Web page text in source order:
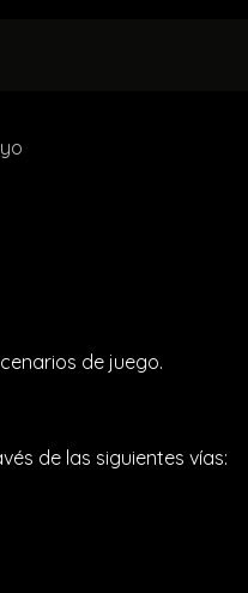
de juego.
de las siguientes vías: